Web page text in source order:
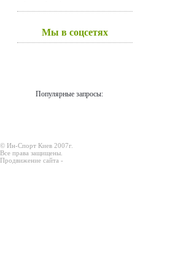
Мы в соцсетях
Популярные запросы:
© Ин-Спорт Киев 2007г.
Все права защищены.
Продвижение сайта -